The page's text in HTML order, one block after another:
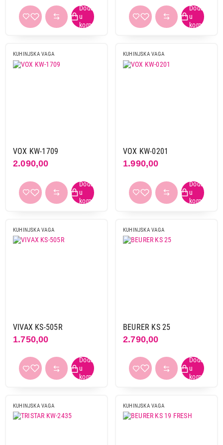
KUHINJSKA VAGA
VOX KW-1709
2.090,00
KUHINJSKA VAGA
VOX KW-0201
1.990,00
KUHINJSKA VAGA
VIVAX KS-505R
1.750,00
KUHINJSKA VAGA
BEURER KS 25
2.790,00
KUHINJSKA VAGA KUHINJSKA VAGA
1.199,00
KUHINJSKE VAGE
Nastavi kupovinu
Završi kupovinu